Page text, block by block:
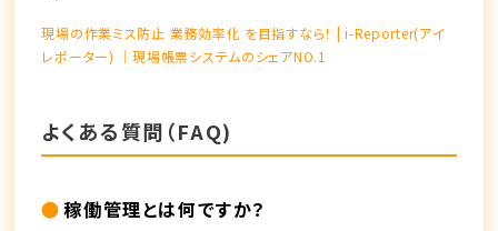
現場の作業ミス防止 業務効率化 を目指すなら！ | i-Reporter(アイ
レポーター) │現場帳票システムのシェアNO.1
よくある質問（FAQ)
稼働管理とは何ですか？